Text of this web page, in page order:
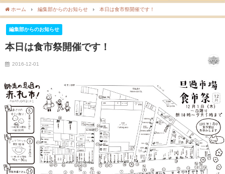
ホーム 編集部からのお知らせ 本日は食市祭開催です！
編集部からのお知らせ
本日は食市祭開催です！
2016-12-01